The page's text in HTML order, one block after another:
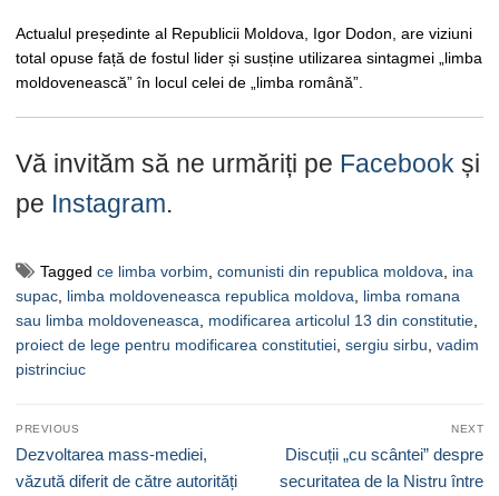
Actualul președinte al Republicii Moldova, Igor Dodon, are viziuni
total opuse față de fostul lider și susține utilizarea sintagmei „limba
moldovenească” în locul celei de „limba română”.
Vă invităm să ne urmăriți pe Facebook și
pe Instagram.
Tagged ce limba vorbim comunisti din republica moldova
ina
supac limba moldoveneasca republica moldova
limba romana
sau limba moldoveneasca
modificarea articolul 13 din constitutie
proiect de lege pentru modificarea constitutiei sergiu sirbu vadim
pistrinciuc
Navigare
în
articole
PREVIOUS
Previous
post:
Dezvoltarea mass-mediei,
văzută diferit de către autorități
NEXT
Next
post:
Discuții „cu scântei” despre
securitatea de la Nistru între